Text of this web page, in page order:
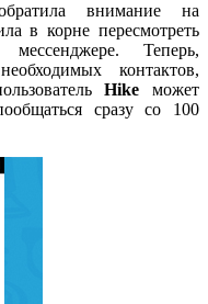
внимание на
в корне пересмотреть
Теперь,
контактов,
Hike может
сразу со 100